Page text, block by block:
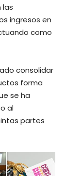
las
ingresos en
como
consolidar
forma
se ha
al
partes